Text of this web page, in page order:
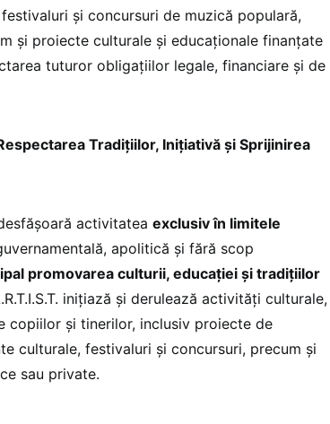
și concursuri de muzică populară,
și proiecte culturale și educaționale finanțate
tuturor obligațiilor legale, financiare și de
Tradițiilor, Inițiativă și Sprijinirea
activitatea exclusiv în limitele
apolitică și fără scop
promovarea culturii, educației și tradițiilor
inițiază și derulează activități culturale,
copiilor și tinerilor, inclusiv proiecte de
culturale, festivaluri și concursuri, precum și
sau private.